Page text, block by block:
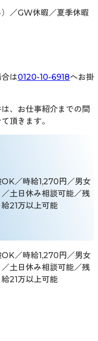
／GW休暇／夏季休暇
は0120-10-6918へお掛
、お仕事紹介までの間
頂きます。
OK／時給1,270円／男女
土日休み相談可能／残
21万以上可能
OK／時給1,270円／男女
土日休み相談可能／残
21万以上可能